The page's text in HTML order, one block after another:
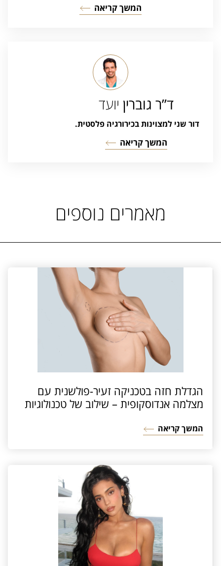
המשך קריאה
ד”ר גוברין יועד
דור שני למצוינות בכירורגיה פלסטית.
המשך קריאה
מאמרים נוספים
הגדלת חזה בטכניקה זעיר-פולשנית עם
מצלמה אנדוסקופית – שילוב של טכנולוגיות
המשך קריאה